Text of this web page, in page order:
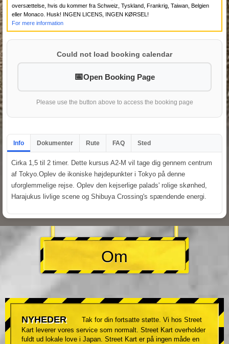
oversættelse, hvis du kommer fra Schweiz, Tyskland, Frankrig, Taiwan, Belgien
eller Monaco. Husk! INGEN LICENS, INGEN KØRSEL!
For mere information
Could not load booking calendar
Open Booking Page
Please use the button above to access the booking page
Info Dokumenter Rute FAQ Sted
Cirka 1,5 til 2 timer. Dette kursus A2-M vil tage dig gennem centrum
af Tokyo.Oplev de ikoniske højdepunkter i Tokyo på denne
uforglemmelige rejse. Oplev den kejserlige palads' rolige skønhed,
Harajukus livlige scene og Shibuya Crossing's spændende energi.
Om
NYHEDER
Tak for din fortsatte støtte. Vi hos Street
Kart leverer vores service som normalt. Street Kart overholder
fuldt ud lokale love i Japan. Street Kart er på ingen måde en